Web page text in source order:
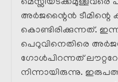
മെസ്സിയടക്കമുള്ളവരെ
അർജന്റൈൻ ടീമിന്റെ
കൊണ്ടിരിക്കുന്നത്.
പെറുവിനെതിരെ
ഗോൾപിറന്നത്
നിന്നായിരുന്നു.